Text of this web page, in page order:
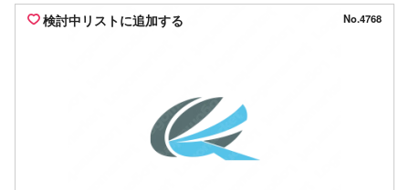
検討中リストに追加する No.4768